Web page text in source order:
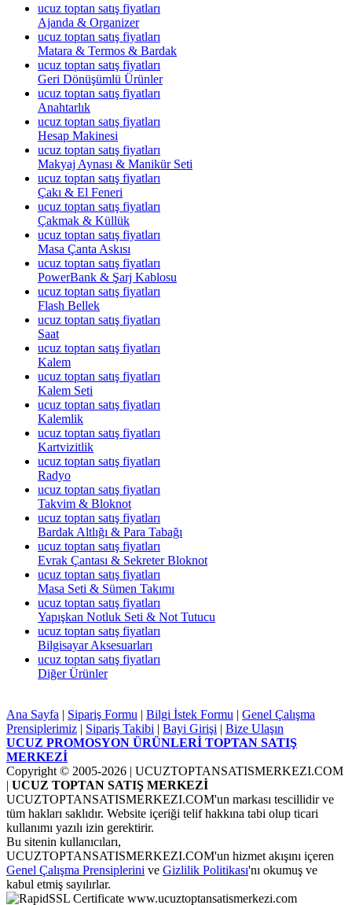
ucuz toptan satış fiyatları
Ajanda & Organizer
ucuz toptan satış fiyatları
Matara & Termos & Bardak
ucuz toptan satış fiyatları
Geri Dönüşümlü Ürünler
ucuz toptan satış fiyatları
Anahtarlık
ucuz toptan satış fiyatları
Hesap Makinesi
ucuz toptan satış fiyatları
Makyaj Aynası & Manikür Seti
ucuz toptan satış fiyatları
Çakı & El Feneri
ucuz toptan satış fiyatları
Çakmak & Küllük
ucuz toptan satış fiyatları
Masa Çanta Askısı
ucuz toptan satış fiyatları
PowerBank & Şarj Kablosu
ucuz toptan satış fiyatları
Flash Bellek
ucuz toptan satış fiyatları
Saat
ucuz toptan satış fiyatları
Kalem
ucuz toptan satış fiyatları
Kalem Seti
ucuz toptan satış fiyatları
Kalemlik
ucuz toptan satış fiyatları
Kartvizitlik
ucuz toptan satış fiyatları
Radyo
ucuz toptan satış fiyatları
Takvim & Bloknot
ucuz toptan satış fiyatları
Bardak Altlığı & Para Tabağı
ucuz toptan satış fiyatları
Evrak Çantası & Sekreter Bloknot
ucuz toptan satış fiyatları
Masa Seti & Sümen Takımı
ucuz toptan satış fiyatları
Yapışkan Notluk Seti & Not Tutucu
ucuz toptan satış fiyatları
Bilgisayar Aksesuarları
ucuz toptan satış fiyatları
Diğer Ürünler
Ana Sayfa | Sipariş Formu | Bilgi İstek Formu | Genel Çalışma
Prensiplerimiz | Sipariş Takibi | Bayi Girişi | Bize Ulaşın
UCUZ PROMOSYON ÜRÜNLERİ TOPTAN SATIŞ
MERKEZİ
Copyright © 2005-2026 | UCUZTOPTANSATISMERKEZI.COM
| UCUZ TOPTAN SATIŞ MERKEZİ
UCUZTOPTANSATISMERKEZI.COM'un markası tescillidir ve
tüm hakları saklıdır. Website içeriği telif hakkına tabi olup ticari
kullanımı yazılı izin gerektirir.
Bu sitenin kullanıcıları,
UCUZTOPTANSATISMERKEZI.COM'un hizmet akışını içeren
Genel Çalışma Prensiplerini ve Gizlilik Politikası'nı okumuş ve
kabul etmiş sayılırlar.